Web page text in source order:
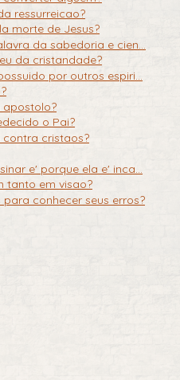
ressurreicao?
morte de Jesus?
da sabedoria e cien...
da cristandade?
por outros espiri...
apostolo?
o Pai?
contra cristaos?
e' porque ela e' inca...
tanto em visao?
conhecer seus erros?